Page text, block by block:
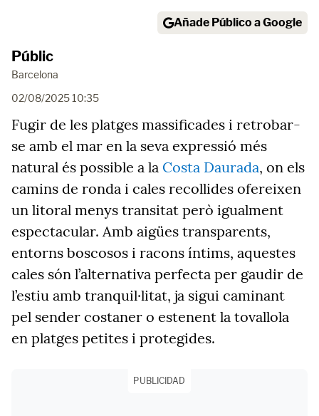
Añade Público a Google
Públic
Barcelona
02/08/2025 10:35
Fugir de les platges massificades i retrobar-
se amb el mar en la seva expressió més
natural és possible a la Costa Daurada, on els
camins de ronda i cales recollides ofereixen
un litoral menys transitat però igualment
espectacular. Amb aigües transparents,
entorns boscosos i racons íntims, aquestes
cales són l’alternativa perfecta per gaudir de
l’estiu amb tranquil·litat, ja sigui caminant
pel sender costaner o estenent la tovallola
en platges petites i protegides.
PUBLICIDAD